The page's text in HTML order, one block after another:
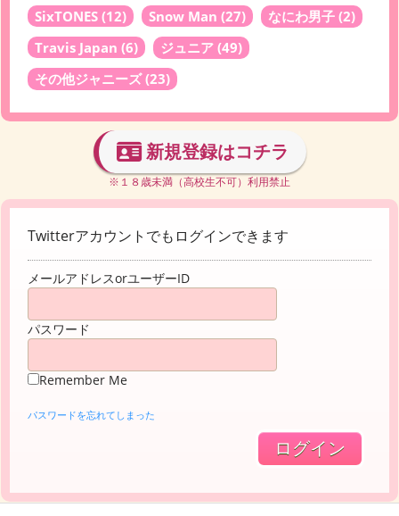
SixTONES (12) Snow Man (27) なにわ男子 (2)
Travis Japan (6) ジュニア (49)
その他ジャニーズ(23)
新規登録はコチラ
※１８歳未満（高校生不可）利用禁止
Twitterアカウントでもログインできます
メールアドレスorユーザーID
パスワード
Remember Me
パスワードを忘れてしまった